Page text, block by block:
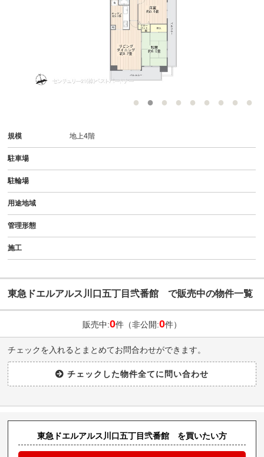
規模 地上4階
駐車場
駐輪場
用途地域
管理形態
施工
東急ドエルアルス川口五丁目弐番館 で販売中の物件一覧
販売中:0件（非公開:0件）
チェックを入れるとまとめてお問合わせができます。
東急ドエルアルス川口五丁目弐番館 を買いたい方